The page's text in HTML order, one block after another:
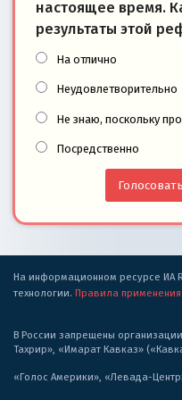
настоящее время.
результаты этой
На отлично
Неудовлетворительно
Не знаю, поскольку
Посредственно
На информационном ресурсе ИА
технологии. Правила применения
В России запрещены
Тахрир», «Имарат Кавказ»
«Голос Америки», «Левада-